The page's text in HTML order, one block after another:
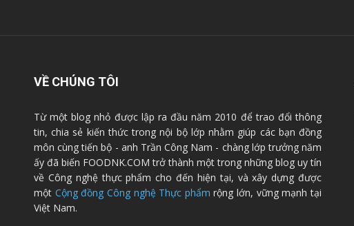
VỀ CHÚNG TÔI
Từ một blog nhỏ được lập ra đầu năm 2010 để trao đổi thông
tin, chia sẻ kiến thức trong nội bộ lớp nhằm giúp các bạn đồng
môn cùng tiến bộ - anh Trần Công Nam - chàng lớp trưởng năm
ấy đã biến FOODNK.COM trở thành một trong những blog uy tín
về Công nghệ thực phẩm cho đến hiện tại, và xây dựng được
một Cộng đồng Công nghệ Thực phẩm rộng lớn, vững mạnh tại
Việt Nam.